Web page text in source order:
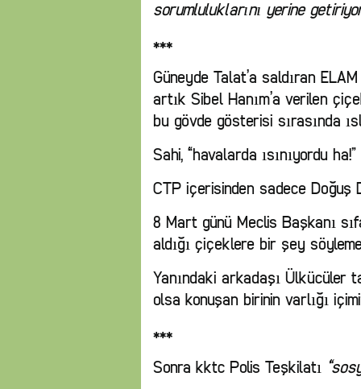
sorumluluklarını yerine
***
Güneyde Talat’a saldıran
artık Sibel Hanım’a verilen
bu gövde gösterisi sırasında
Sahi, “havalarda ısınıyordu ha!”
CTP içerisinden sadece Doğuş
8 Mart günü Meclis Başkanı
aldığı çiçeklere bir şey
Yanındaki arkadaşı Ülkücüler
olsa konuşan birinin varlığı
***
Sonra kktc Polis Teşkilatı